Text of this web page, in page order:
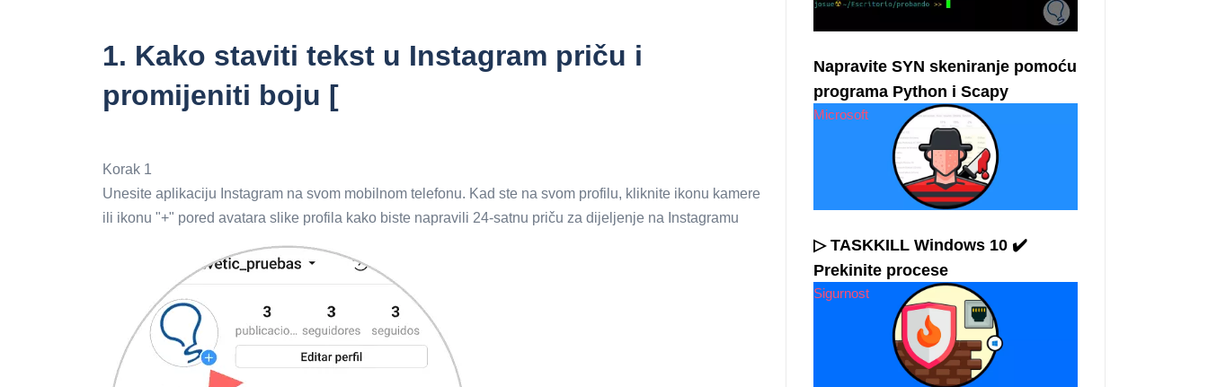
1. Kako staviti tekst u Instagram priču i
promijeniti boju [
Korak 1
Unesite aplikaciju Instagram na svom mobilnom telefonu. Kad ste na svom profilu, kliknite ikonu kamere
ili ikonu "+" pored avatara slike profila kako biste napravili 24-satnu priču za dijeljenje na Instagramu
Napravite SYN skeniranje pomoću
programa Python i Scapy
Microsoft
▷ TASKKILL Windows 10 ✔️
Prekinite procese
Sigurnost